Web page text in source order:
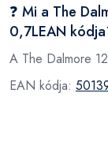
❓ Mi a The
0,7LEAN
A The Dalmore
EAN kódja: